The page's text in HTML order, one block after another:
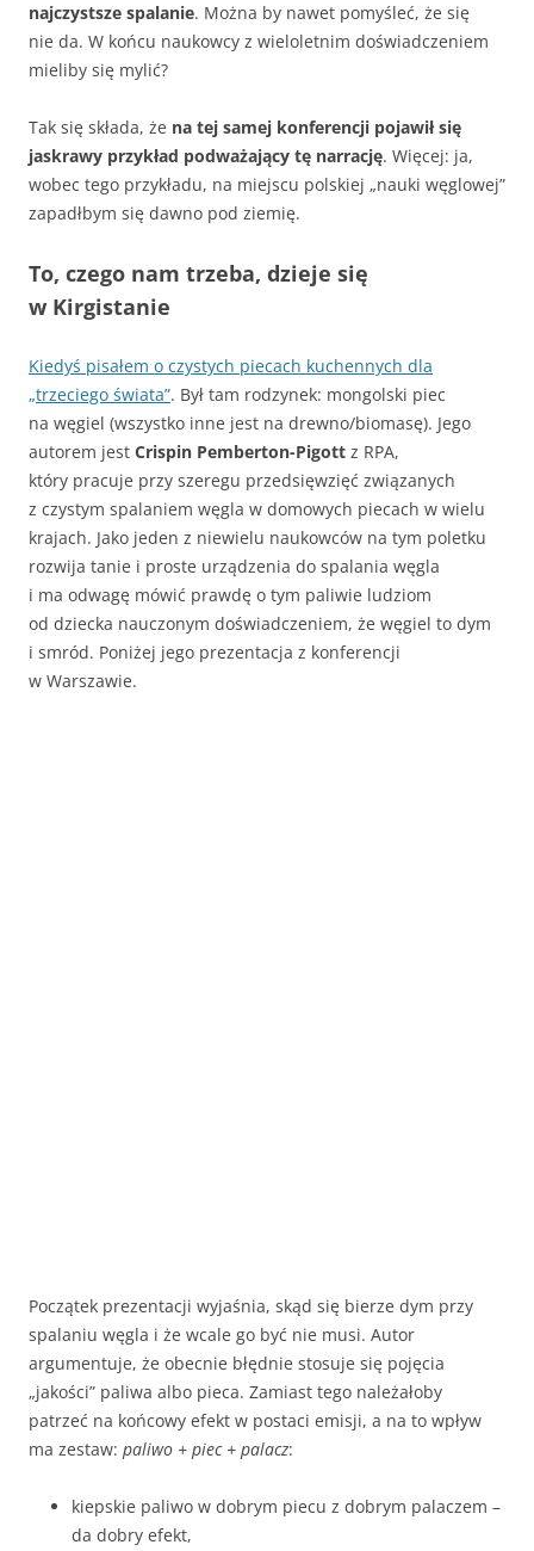
najczystsze spalanie. Można by nawet pomyśleć, że się
nie da. W końcu naukowcy z wieloletnim doświadczeniem
mieliby się mylić?
Tak się składa, że na tej samej konferencji pojawił się
jaskrawy przykład podważający tę narrację. Więcej: ja,
wobec tego przykładu, na miejscu polskiej „nauki węglowej”
zapadłbym się dawno pod ziemię.
To, czego nam trzeba, dzieje się
w Kirgistanie
Kiedyś pisałem o czystych piecach kuchennych dla
„trzeciego świata”. Był tam rodzynek: mongolski piec
na węgiel (wszystko inne jest na drewno/biomasę). Jego
autorem jest Crispin Pemberton-Pigott z RPA,
który pracuje przy szeregu przedsięwzięć związanych
z czystym spalaniem węgla w domowych piecach w wielu
krajach. Jako jeden z niewielu naukowców na tym poletku
rozwija tanie i proste urządzenia do spalania węgla
i ma odwagę mówić prawdę o tym paliwie ludziom
od dziecka nauczonym doświadczeniem, że węgiel to dym
i smród. Poniżej jego prezentacja z konferencji
w Warszawie.
Początek prezentacji wyjaśnia, skąd się bierze dym przy
spalaniu węgla i że wcale go być nie musi. Autor
argumentuje, że obecnie błędnie stosuje się pojęcia
„jakości” paliwa albo pieca. Zamiast tego należałoby
patrzeć na końcowy efekt w postaci emisji, a na to wpływ
ma zestaw: paliwo + piec + palacz:
kiepskie paliwo w dobrym piecu z dobrym palaczem –
da dobry efekt,